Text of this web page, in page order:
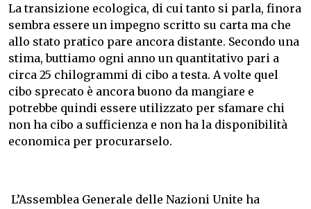
La transizione ecologica, di cui tanto si parla, finora
sembra essere un impegno scritto su carta ma che
allo stato pratico pare ancora distante. Secondo una
stima, buttiamo ogni anno un quantitativo pari a
circa 25 chilogrammi di cibo a testa. A volte quel
cibo sprecato è ancora buono da mangiare e
potrebbe quindi essere utilizzato per sfamare chi
non ha cibo a sufficienza e non ha la disponibilità
economica per procurarselo.
L’Assemblea Generale delle Nazioni Unite ha